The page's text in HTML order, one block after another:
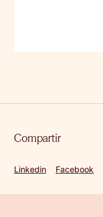
Compartir
Linkedin Facebook